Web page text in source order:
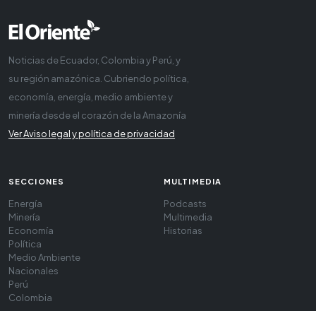
Noticias de Ecuador, Colombia y Perú, y
su región amazónica. Cubriendo política,
economía, energía, medio ambiente y
minería desde el corazón de la Amazonía
Ver Aviso legal y política de privacidad
SECCIONES
Energía
Minería
Economía
Política
Medio Ambiente
Nacionales
Perú
Colombia
MULTIMEDIA
Podcasts
Multimedia
Historias